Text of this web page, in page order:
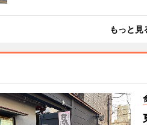
もっと見